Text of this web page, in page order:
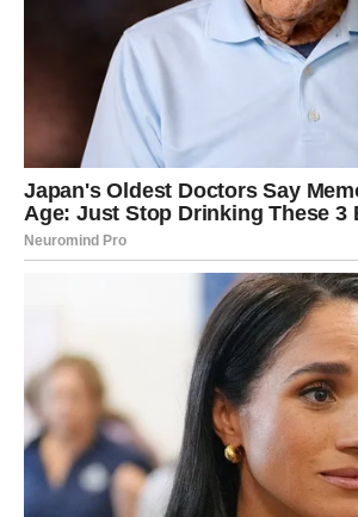
U ljubavi – neko shvata vašu vrednost.
priznanje ili priliku koja vas izdiže.
postaju stabilnije, a osećaj sigurnosti
Sudbina vas nagrađuje zato što ste
čak i kada ste bili povređeni.
Mir koji dolazi biće tiši, ali snažniji nego
iz prošlosti.
Blizanci – Posle
jasnoća i napredak
Blizanci su u prethodnom periodu